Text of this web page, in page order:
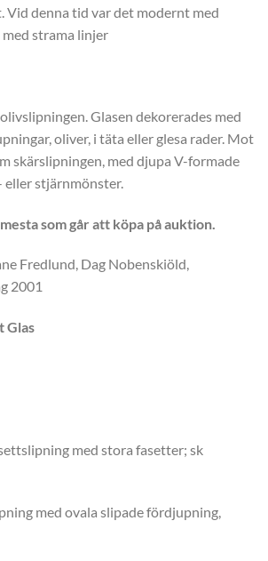
Vid denna tid var det modernt med
strama linjer
Glasen dekorerades med
oliver, i täta eller glesa rader. Mot
skärslipningen, med djupa V-formade
eller stjärnmönster.
som går att köpa på auktion.
Fredlund, Dag Nobenskiöld,
2001
Glas
med stora fasetter; sk
med ovala slipade fördjupning,